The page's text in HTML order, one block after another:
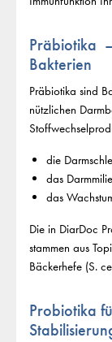
Präbiotika
Bakterien
Präbiotika sind
nützlichen
die
das
das
Die in DiarDoc
stammen aus
Bäckerhefe (S.
Probiotika